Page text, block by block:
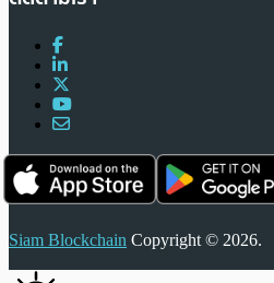
Siam Blockchain Copyright © 2026.